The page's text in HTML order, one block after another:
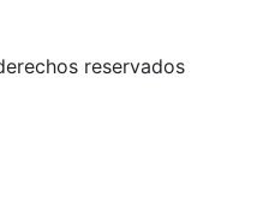
reservados